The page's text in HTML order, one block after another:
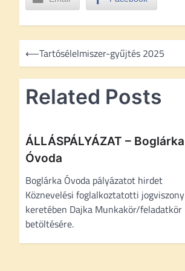
B
e
⟵Tartósélelmiszer-gyűjtés 2025
Related Posts
ÁLLÁSPÁLYÁZAT – Boglárka
Óvoda
Boglárka Óvoda pályázatot hirdet
Köznevelési foglalkoztatotti jogviszony
keretében Dajka Munkakör/feladatkör
betöltésére.